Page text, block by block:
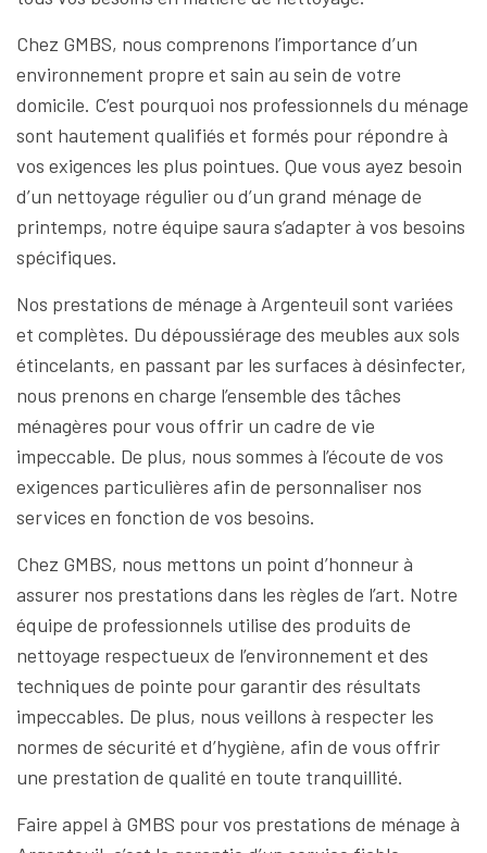
Chez GMBS, nous comprenons l’importance d’un
environnement propre et sain au sein de votre
domicile. C’est pourquoi nos professionnels du ménage
sont hautement qualifiés et formés pour répondre à
vos exigences les plus pointues. Que vous ayez besoin
d’un nettoyage régulier ou d’un grand ménage de
printemps, notre équipe saura s’adapter à vos besoins
spécifiques.
Nos prestations de ménage à Argenteuil sont variées
et complètes. Du dépoussiérage des meubles aux sols
étincelants, en passant par les surfaces à désinfecter,
nous prenons en charge l’ensemble des tâches
ménagères pour vous offrir un cadre de vie
impeccable. De plus, nous sommes à l’écoute de vos
exigences particulières afin de personnaliser nos
services en fonction de vos besoins.
Chez GMBS, nous mettons un point d’honneur à
assurer nos prestations dans les règles de l’art. Notre
équipe de professionnels utilise des produits de
nettoyage respectueux de l’environnement et des
techniques de pointe pour garantir des résultats
impeccables. De plus, nous veillons à respecter les
normes de sécurité et d’hygiène, afin de vous offrir
une prestation de qualité en toute tranquillité.
Faire appel à GMBS pour vos prestations de ménage à